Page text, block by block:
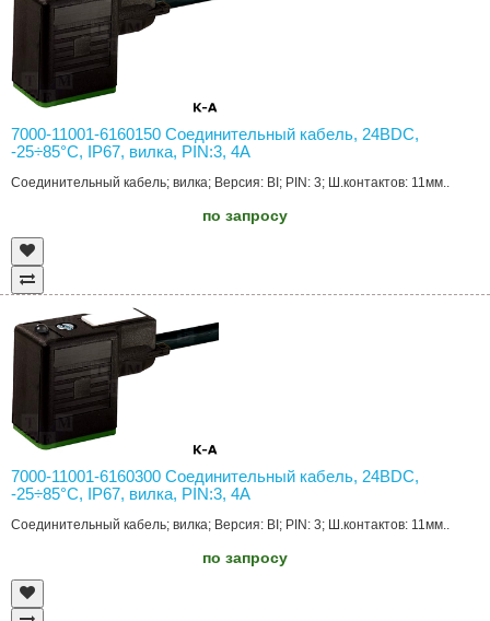
7000-11001-6160150 Соединительный кабель, 24ВDC,
-25÷85°C, IP67, вилка, PIN:3, 4А
Соединительный кабель; вилка; Версия: BI; PIN: 3; Ш.контактов: 11мм..
по запросу
7000-11001-6160300 Соединительный кабель, 24ВDC,
-25÷85°C, IP67, вилка, PIN:3, 4А
Соединительный кабель; вилка; Версия: BI; PIN: 3; Ш.контактов: 11мм..
по запросу